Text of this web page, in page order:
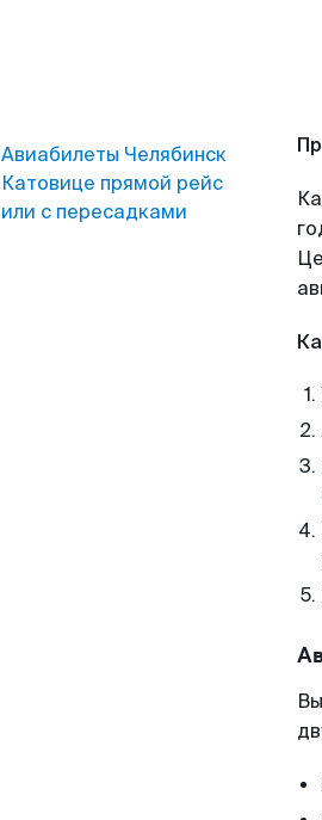
Авиабилеты Челябинск
Катовице прямой рейс
или с пересадками